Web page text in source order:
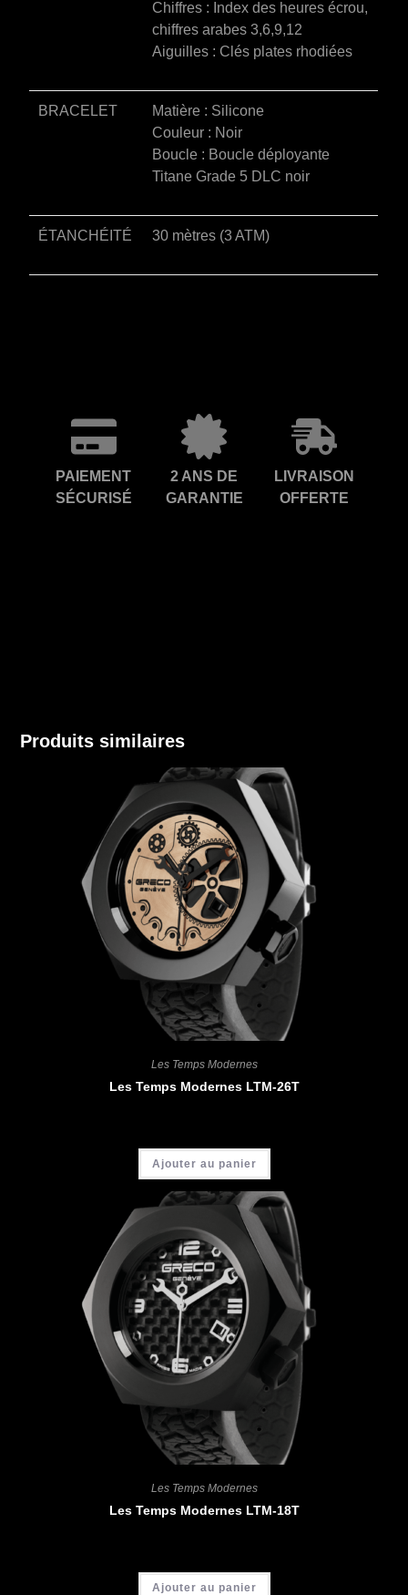
Chiffres : Index des heures écrou,
chiffres arabes 3,6,9,12
Aiguilles : Clés plates rhodiées
BRACELET
Matière : Silicone
Couleur : Noir
Boucle : Boucle déployante
Titane Grade 5 DLC noir
ÉTANCHÉITÉ 30 mètres (3 ATM)
PAIEMENT
SÉCURISÉ
2 ANS DE
GARANTIE
LIVRAISON
OFFERTE
Produits similaires
Les Temps Modernes
Les Temps Modernes LTM-26T
Ajouter au panier
Les Temps Modernes
Les Temps Modernes LTM-18T
Ajouter au panier